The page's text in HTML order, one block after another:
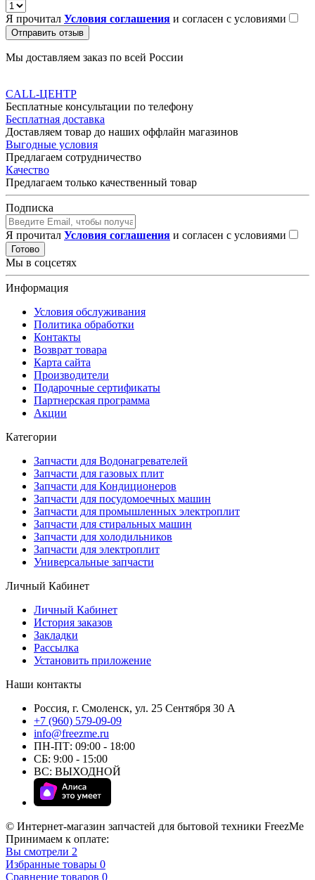
Я прочитал Условия соглашения и согласен с условиями
Отправить отзыв
Мы доставляем заказ по всей России
CALL-ЦЕНТР
Бесплатные консультации по телефону
Бесплатная доставка
Доставляем товар до наших оффлайн магазинов
Выгодные условия
Предлагаем сотрудничество
Качество
Предлагаем только качественный товар
Подписка
Я прочитал Условия соглашения и согласен с условиями
Готово
Мы в соцсетях
Информация
Условия обслуживания
Политика обработки
Контакты
Возврат товара
Карта сайта
Производители
Подарочные сертификаты
Партнерская программа
Акции
Категории
Запчасти для Водонагревателей
Запчасти для газовых плит
Запчасти для Кондиционеров
Запчасти для посудомоечных машин
Запчасти для промышленных электроплит
Запчасти для стиральных машин
Запчасти для холодильников
Запчасти для электроплит
Универсальные запчасти
Личный Кабинет
Личный Кабинет
История заказов
Закладки
Рассылка
Установить приложение
Наши контакты
Россия, г. Смоленск, ул. 25 Сентября 30 А
+7 (960) 579-09-09
info@freezme.ru
ПН-ПТ: 09:00 - 18:00
СБ: 9:00 - 15:00
ВС: ВЫХОДНОЙ
© Интернет-магазин запчастей для бытовой техники FreezMe
Принимаем к оплате:
Вы смотрели 2
Избранные товары 0
Сравнение товаров 0